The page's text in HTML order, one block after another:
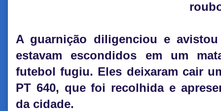
A guarnição diligenciou e
estavam escondidos em um
futebol fugiu. Eles deixaram cair
PT 640, que foi recolhida e
da cidade.